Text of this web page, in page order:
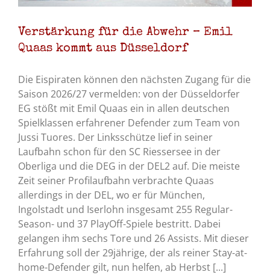
Verstärkung für die Abwehr – Emil
Quaas kommt aus Düsseldorf
Die Eispiraten können den nächsten Zugang für die
Saison 2026/27 vermelden: von der Düsseldorfer
EG stößt mit Emil Quaas ein in allen deutschen
Spielklassen erfahrener Defender zum Team von
Jussi Tuores. Der Linksschütze lief in seiner
Laufbahn schon für den SC Riessersee in der
Oberliga und die DEG in der DEL2 auf. Die meiste
Zeit seiner Profilaufbahn verbrachte Quaas
allerdings in der DEL, wo er für München,
Ingolstadt und Iserlohn insgesamt 255 Regular-
Season- und 37 PlayOff-Spiele bestritt. Dabei
gelangen ihm sechs Tore und 26 Assists. Mit dieser
Erfahrung soll der 29jährige, der als reiner Stay-at-
home-Defender gilt, nun helfen, ab Herbst [...]